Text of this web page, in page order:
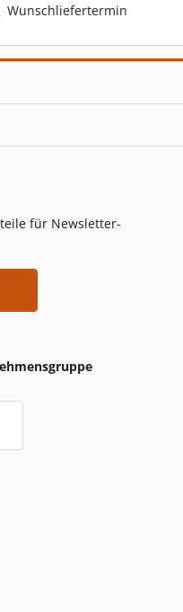
Wunschliefertermin
für Newsletter-